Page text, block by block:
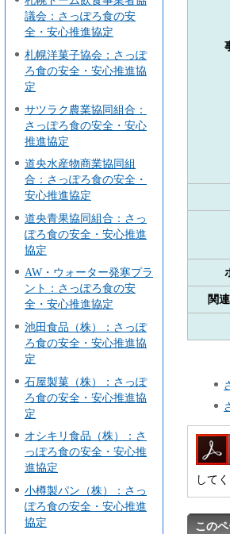
議会：さっぽろ食の安
全・安心推進協定
札幌洋菓子協会：さっぽ
ろ食の安全・安心推進協
定
サツラク農業協同組合：
さっぽろ食の安全・安心
推進協定
道央水産物商業協同組
合：さっぽろ食の安全・
安心推進協定
道央青果協同組合：さっ
ぽろ食の安全・安心推進
協定
AW・ウォーター発寒プラ
ント：さっぽろ食の安
全・安心推進協定
池田食品（株）：さっぽ
ろ食の安全・安心推進協
定
石屋製菓（株）：さっぽ
ろ食の安全・安心推進協
定
オシキリ食品（株）：さ
っぽろ食の安全・安心推
進協定
小樽製パン（株）：さっ
ぽろ食の安全・安心推進
協定
関
して
この